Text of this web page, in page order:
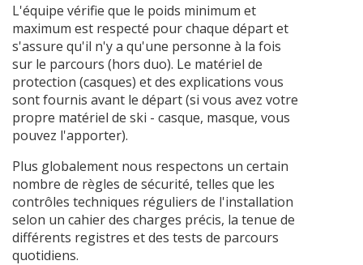
L'équipe vérifie que le poids minimum et
maximum est respecté pour chaque départ et
s'assure qu'il n'y a qu'une personne à la fois
sur le parcours (hors duo). Le matériel de
protection (casques) et des explications vous
sont fournis avant le départ (si vous avez votre
propre matériel de ski - casque, masque, vous
pouvez l'apporter).
Plus globalement nous respectons un certain
nombre de règles de sécurité, telles que les
contrôles techniques réguliers de l'installation
selon un cahier des charges précis, la tenue de
différents registres et des tests de parcours
quotidiens.